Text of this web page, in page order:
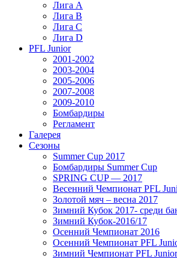
Лига А
Лига В
Лига С
Лига D
PFL Junior
2001-2002
2003-2004
2005-2006
2007-2008
2009-2010
Бомбардиры
Регламент
Галерея
Сезоны
Summer Cup 2017
Бомбардиры Summer Cup
SPRING CUP — 2017
Весенний Чемпионат PFL
Золотой мяч – весна 2017
Зимний Кубок 2017- среди
Зимний Кубок-2016/17
Осенний Чемпионат 2016
Осенний Чемпионат PFL
Зимний Чемпионат PFL